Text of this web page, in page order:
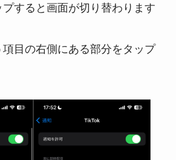
すると画面が切り替わります
項目の右側にある部分をタップ